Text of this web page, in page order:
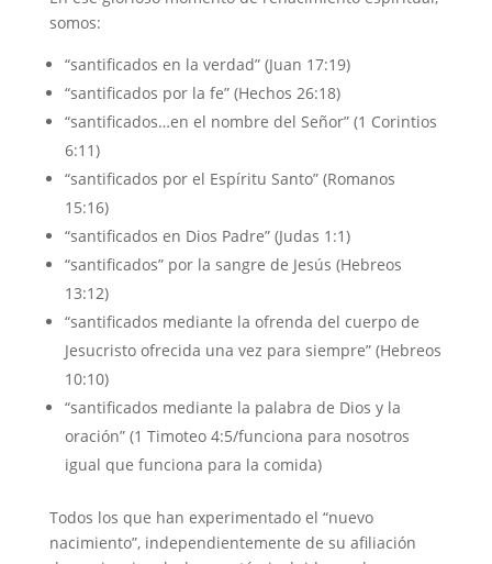
somos:
“santificados en la verdad” (Juan 17:19)
“santificados por la fe” (Hechos 26:18)
“santificados…en el nombre del Señor” (1 Corintios
6:11)
“santificados por el Espíritu Santo” (Romanos
15:16)
“santificados en Dios Padre” (Judas 1:1)
“santificados” por la sangre de Jesús (Hebreos
13:12)
“santificados mediante la ofrenda del cuerpo de
Jesucristo ofrecida una vez para siempre” (Hebreos
10:10)
“santificados mediante la palabra de Dios y la
oración” (1 Timoteo 4:5/funciona para nosotros
igual que funciona para la comida)
Todos los que han experimentado el “nuevo
nacimiento”, independientemente de su afiliación